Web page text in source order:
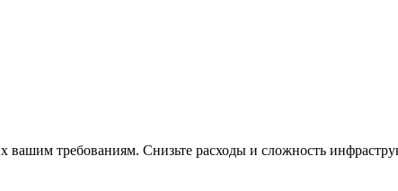
требованиям. Снизьте расходы и сложность